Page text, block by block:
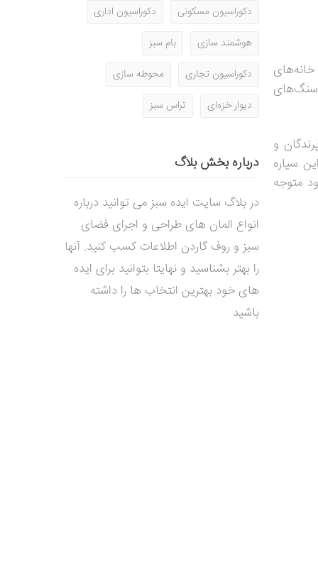
و
این سیاره
متوجه
دکوراسیون مسکونی
دکوراسیون اداری
هوشمند سازی
بام سبز
دکوراسیون تجاری
محوطه سازی
دیوار خزه‌ای
تراس سبز
درباره بخش بلاگ
در بلاگ سایت ایده سبز می توانید درباره
انواع المان های طراحی و اجرای فضای
سبز و روف گاردن اطلاعات کسب کنید. آنها
را بهتر بشناسید و نهایتا بتوانید برای ایده
های خود بهترین انتخاب ها را داشته
باشید